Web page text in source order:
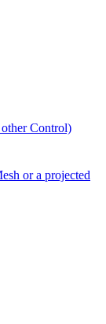
Control)
or a projected